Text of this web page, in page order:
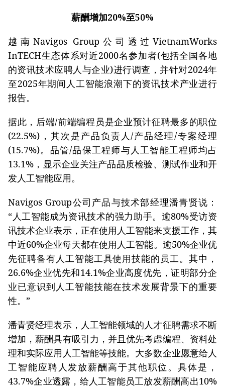
薪酬增加20%至50%
越南Navigos Group公司透过VietnamWorks
InTECH生态体系对近2000名参加者(包括全国各地
的资讯技术应聘人与企业)进行调查，并针对2024年
至2025年期间人工智能浪潮下的资讯技术产业进行
报告。
据此，后端/前端编程员是企业预计征聘最多的职位
(22.5%)，其次是产品负责人/产品经理/专案经理
(15.7%)。品管/品保工程师与人工智能工程师均占
13.1%，显示企业关注产品品质检验、测试作业和开
发人工智能应用。
Navigos Group公司产品与技术部经理潘青贤说：
“人工智能成为资讯技术的强力助手。逾80%受访资
讯技术企业表示，正在使用人工智能来支援工作，其
中近60%企业每天都在使用人工智能。逾50%企业优
先征聘备有人工智能工具使用技能的员工。其中，
26.6%企业优先和14.1%企业高度优先，证明部分企
业已意识到人工智能技能在技术发展背景下的重要
性。”
潘青贤经理表示，人工智能领域的人才征聘需求不断
增加，薪酬具有吸引力，并且优先考虑编程、资料处
理和实际应用人工智能等技能。大多数企业愿意给人
工智能应聘人发放薪酬高于其他职位。具体是，
43.7%企业透露，给人工智能员工放发薪酬高出10%